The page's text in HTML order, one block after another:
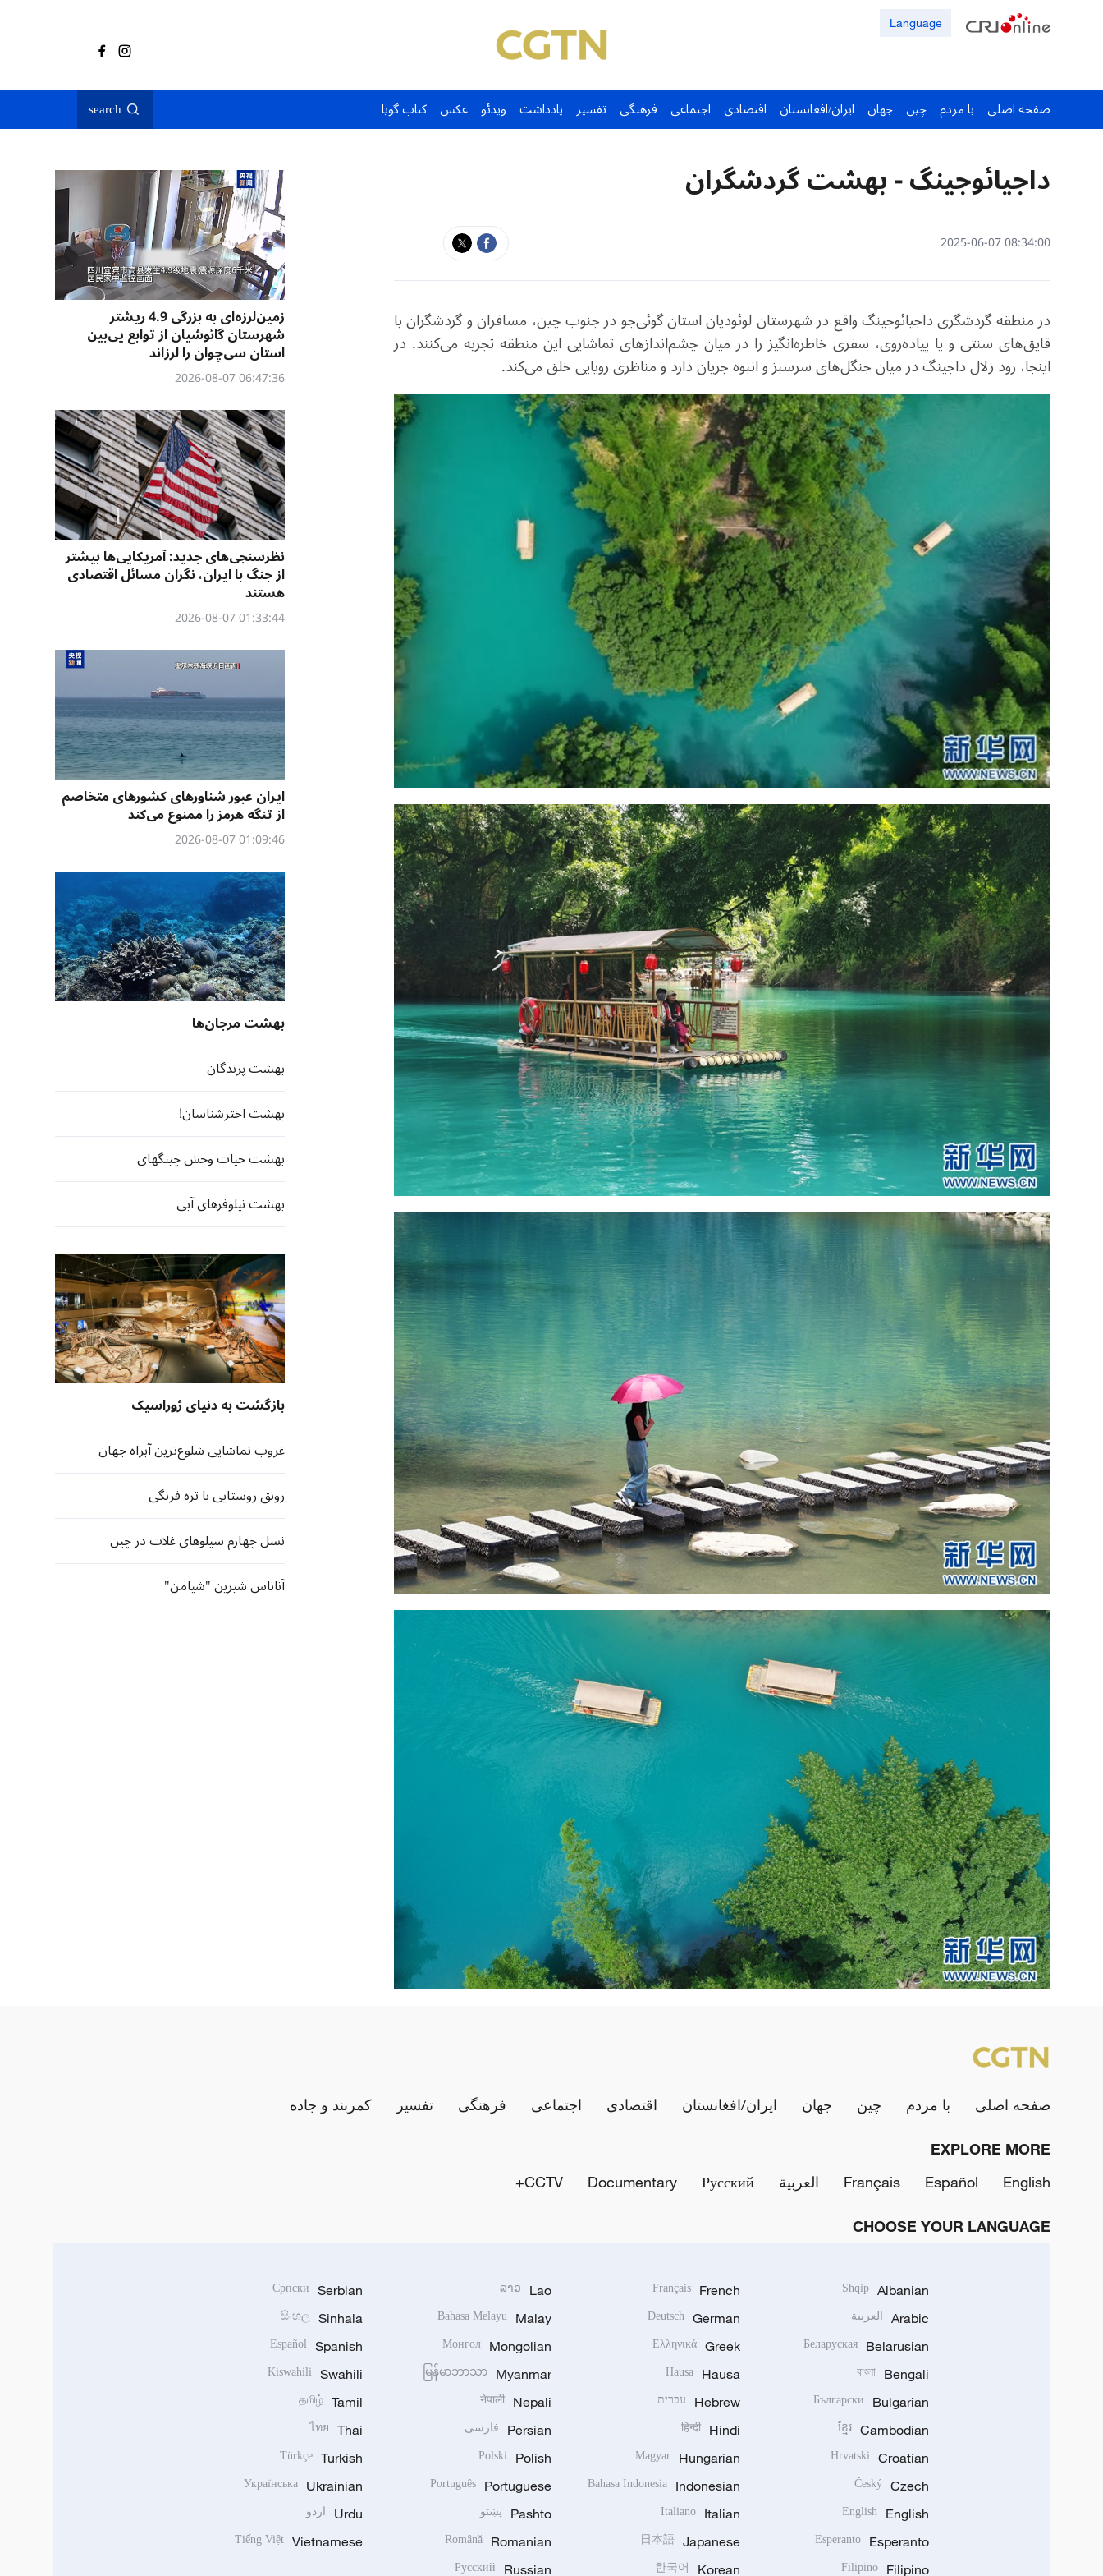
Language
صفحه اصلی با مردم چین جهان ایران/افغانستان اقتصادی اجتماعی فرهنگی تفسیر یادداشت ویدئو عکس کتاب گویا search
داجیائوجینگ - بهشت گردشگران
08:34:00 2025-06-07
در منطقه‌ گردشگری داجیائوجینگ واقع در شهرستان لوئودیان استان گوئی‌جو در جنوب چین، مسافران و گردشگران با
قایق‌های سنتی و یا پیاده‌روی، سفری خاطره‌انگیز را در میان چشم‌اندازهای تماشایی این منطقه تجربه می‌کنند. در
اینجا، رود زلال داجینگ در میان جنگل‌های سرسبز و انبوه جریان دارد و مناظری رویایی خلق می‌کند.
زمین‌لرزه‌ای به بزرگی 4.9 ریشتر
شهرستان گائوشیان از توابع یی‌بین
استان سی‌چوان را لرزاند
06:47:36 2026-08-07
نظرسنجی‌‌های جدید: آمریکایی‌ها بیشتر
از جنگ با ایران، نگران مسائل اقتصادی
هستند
01:33:44 2026-08-07
ایران عبور شناورهای کشورهای متخاصم
از تنگه هرمز را ممنوع می‌کند
01:09:46 2026-08-07
بهشت مرجان‎ها
بهشت پرندگان
بهشت اخترشناسان!
بهشت حیات وحش چینگهای
بهشت نیلوفرهای آبی
بازگشت به دنیای ژوراسیک
غروب تماشایی شلوغ‌ترین آبراه جهان
رونق روستایی با تره فرنگی
نسل چهارم سیلوهای غلات در چین
آناناس شیرین "شیامن"
صفحه اصلی با مردم چین جهان ایران/افغانستان اقتصادی اجتماعی فرهنگی تفسیر کمربند و جاده
EXPLORE MORE
English
Español
Français العربية Русский
Documentary
CCTV+
CHOOSE YOUR LANGUAGE
Albanian
Shqip
Arabic العربية
Belarusian
Беларуская
Bengali
বাংলা
Bulgarian
Български
Cambodian
ខ្មែរ
Croatian
Hrvatski
Czech
Český
English
English
Esperanto
Esperanto
Filipino
Filipino
French
Français
German
Deutsch
Greek
Ελληνικά
Hausa
Hausa
Hebrew עברית
Hindi
हिन्दी
Hungarian
Magyar
Indonesian
Bahasa Indonesia
Italian
Italiano
Japanese
日本語
Korean
한국어
Lao
ລາວ
Malay
Bahasa Melayu
Mongolian
Монгол
Myanmar
မြန်မာဘာသာ
Nepali
नेपाली
Persian فارسی
Polish
Polski
Portuguese
Português
Pashto پښتو
Romanian
Română
Russian
Русский
Serbian
Српски
Sinhala
සිංහල
Spanish
Español
Swahili
Kiswahili
Tamil
தமிழ்
Thai
ไทย
Turkish
Türkçe
Ukrainian
Українська
Urdu اردو
Vietnamese
Tiếng Việt